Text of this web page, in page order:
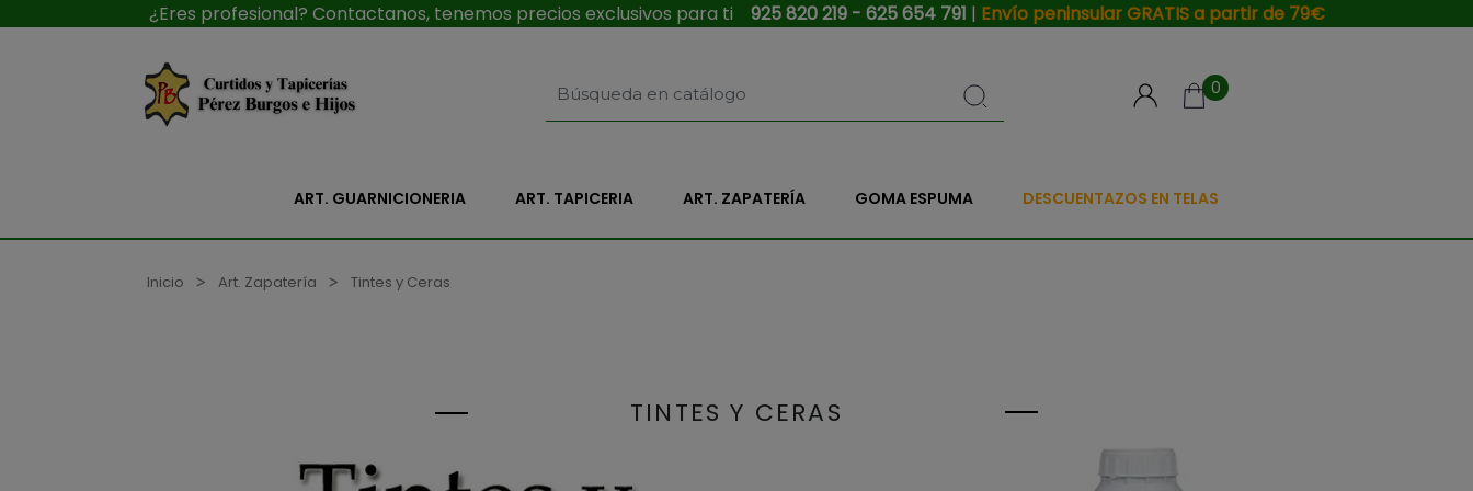
¿Eres profesional? Contactanos, tenemos precios exclusivos para ti 925 820 219 - 625 654 791 | Envío peninsular GRATIS a partir de 79€
0
ART. GUARNICIONERIA ART. TAPICERIA ART. ZAPATERÍA GOMA ESPUMA DESCUENTAZOS EN TELAS
Inicio Art. Zapatería Tintes y Ceras
TINTES Y CERAS